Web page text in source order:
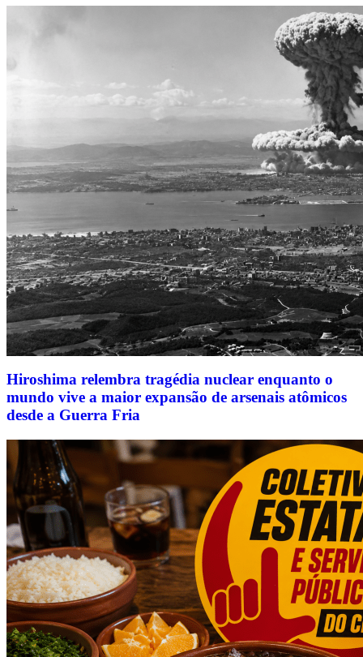
Hiroshima relembra tragédia nuclear enquanto o
mundo vive a maior expansão de arsenais atômicos
desde a Guerra Fria